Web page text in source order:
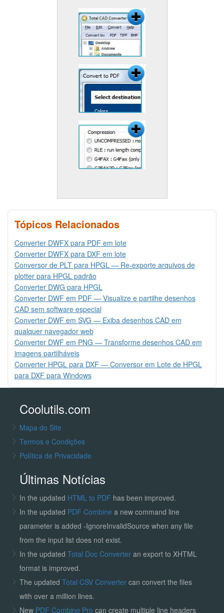
Tópicos Relacionados
Converter DWFX para PDF em lote
Converter DWFX para DXF em lote
Conversor de PLT para HPGL — Re-exporte arquivos de
plotter para HPGL padrão
Converter DWG para HPGL
Converter DWF em PDF — Visualize e partilhe desenhos
CAD sem software especial
Converter DWF em SVG — Exiba desenhos CAD em
qualquer navegador web
Converter DWF em PNG — Transforme desenhos CAD em
imagens partilháveis
Converter HPGL para DXF — Conversor em Lote de HPGL
para DXF para Windows
Coolutils.com
Mapa do Site
Termos e Condições
Política de Privacidade
Últimas Notícias
In the updated HTML to PDF has been improved.
In the updated PDF Combine a new command line
parameter is added -IgnoreInvalidSource when any file
from the input list does not exist.
In the updated Total Doc Converter an export to XHTML
format is improved.
The updated Total CSV Convertercan convert the files
with over a million lines.
New PDF Combine Pro can create multiple line headers